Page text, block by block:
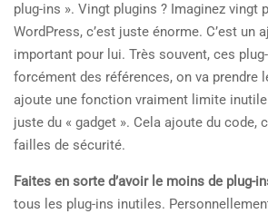
plug-ins ». Vingt plugins ? Imaginez vingt
WordPress, c’est juste énorme. C’est un
important pour lui. Très souvent, ces
forcément des références, on va prendre
ajoute une fonction vraiment limite inutile
juste du « gadget ». Cela ajoute du code,
failles de sécurité.
Faites en sorte d’avoir le moins de plug-
tous les plug-ins inutiles.